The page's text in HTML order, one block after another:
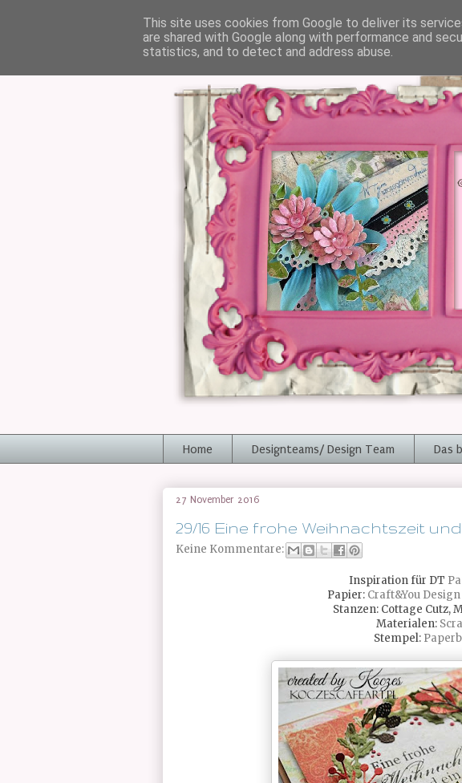
Home Designteams/ Design Team Das
27 November 2016
29/16 Eine frohe Weihnachtszeit
Keine Kommentare:
Inspiration für DT
Papier: Craft&You Design
Stanzen: Cottage Cutz,
Materialen:
Stempel:
This site uses cookies from Google to deliver its
are shared with Google along with performance and
statistics, and to detect and address abuse.